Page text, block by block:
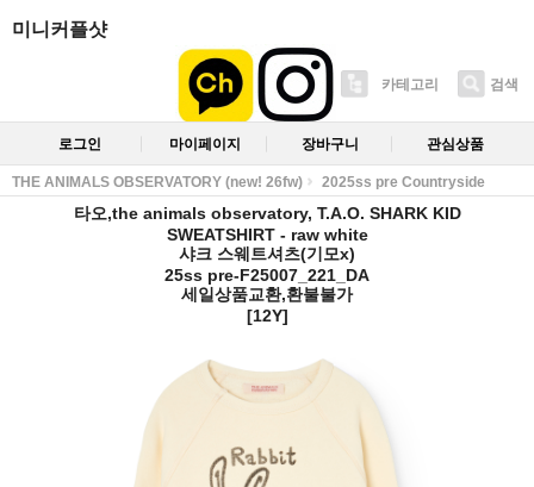
미니커플샷
카테고리 검색
로그인 마이페이지 장바구니 관심상품
THE ANIMALS OBSERVATORY (new! 26fw) 2025ss pre Countryside
타오,the animals observatory, T.A.O. SHARK KID
SWEATSHIRT - raw white
샤크 스웨트셔츠(기모x)
25ss pre-F25007_221_DA
세일상품교환,환불불가
[12Y]